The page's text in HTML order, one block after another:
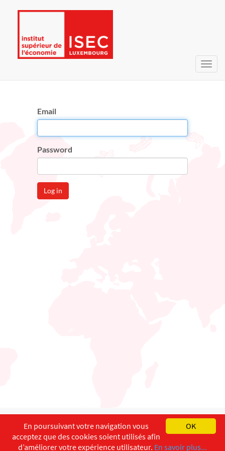
Email
Password
Log in
English Français
Copyright ©ISEC-AdW Impressum
OK
En poursuivant votre navigation vous
acceptez que des cookies soient utilisés afin
d’améliorer votre expérience utilisateur. En savoir plus...